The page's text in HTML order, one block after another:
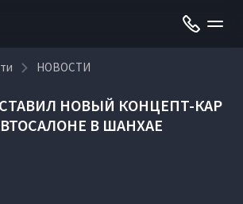
НОВОСТИ
НОВЫЙ КОНЦЕПТ-КАР
В ШАНХАЕ